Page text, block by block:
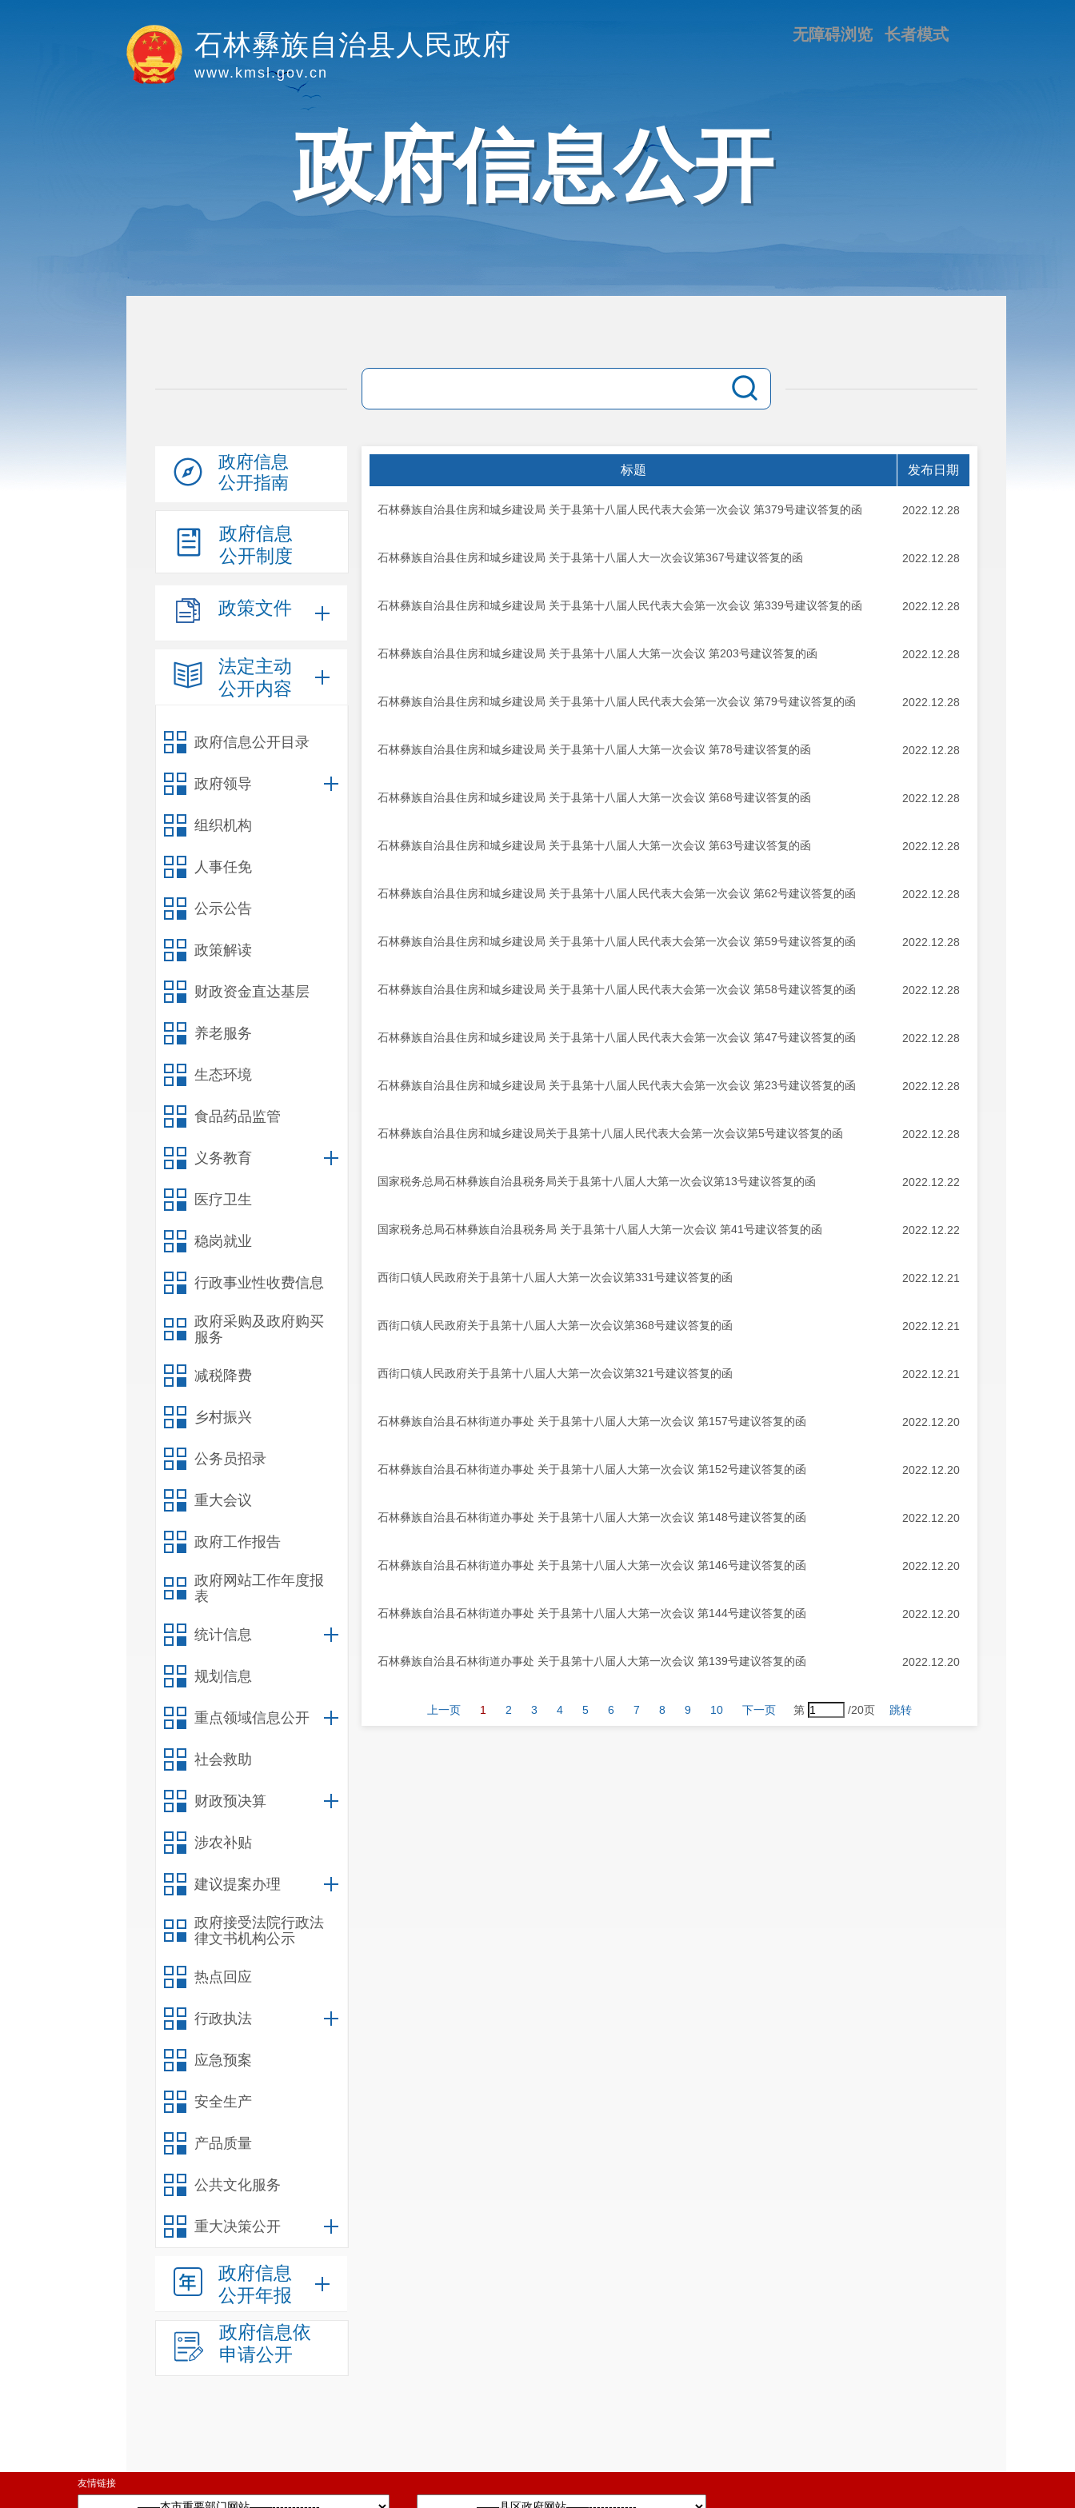
长者模式
无障碍浏览
石林彝族自治县人民政府
www.kmsl.gov.cn
政府信息公开
政府信息
公开指南
政府信息
公开制度
政策文件
法定主动
公开内容
政府信息公开目录
政府领导
组织机构
人事任免
公示公告
政策解读
财政资金直达基层
养老服务
生态环境
食品药品监管
义务教育
医疗卫生
稳岗就业
行政事业性收费信息
政府采购及政府购买
服务
减税降费
乡村振兴
公务员招录
重大会议
政府工作报告
政府网站工作年度报
表
统计信息
规划信息
重点领域信息公开
社会救助
财政预决算
涉农补贴
建议提案办理
政府接受法院行政法
律文书机构公示
热点回应
行政执法
应急预案
安全生产
产品质量
公共文化服务
重大决策公开
政府信息
公开年报
政府信息依
申请公开
标题 发布日期
石林彝族自治县住房和城乡建设局 关于县第十八届人民代表大会第一次会议 第379号建议答复的函 2022.12.28
石林彝族自治县住房和城乡建设局 关于县第十八届人大一次会议第367号建议答复的函 2022.12.28
石林彝族自治县住房和城乡建设局 关于县第十八届人民代表大会第一次会议 第339号建议答复的函 2022.12.28
石林彝族自治县住房和城乡建设局 关于县第十八届人大第一次会议 第203号建议答复的函 2022.12.28
石林彝族自治县住房和城乡建设局 关于县第十八届人民代表大会第一次会议 第79号建议答复的函 2022.12.28
石林彝族自治县住房和城乡建设局 关于县第十八届人大第一次会议 第78号建议答复的函 2022.12.28
石林彝族自治县住房和城乡建设局 关于县第十八届人大第一次会议 第68号建议答复的函 2022.12.28
石林彝族自治县住房和城乡建设局 关于县第十八届人大第一次会议 第63号建议答复的函 2022.12.28
石林彝族自治县住房和城乡建设局 关于县第十八届人民代表大会第一次会议 第62号建议答复的函 2022.12.28
石林彝族自治县住房和城乡建设局 关于县第十八届人民代表大会第一次会议 第59号建议答复的函 2022.12.28
石林彝族自治县住房和城乡建设局 关于县第十八届人民代表大会第一次会议 第58号建议答复的函 2022.12.28
石林彝族自治县住房和城乡建设局 关于县第十八届人民代表大会第一次会议 第47号建议答复的函 2022.12.28
石林彝族自治县住房和城乡建设局 关于县第十八届人民代表大会第一次会议 第23号建议答复的函 2022.12.28
石林彝族自治县住房和城乡建设局关于县第十八届人民代表大会第一次会议第5号建议答复的函 2022.12.28
国家税务总局石林彝族自治县税务局关于县第十八届人大第一次会议第13号建议答复的函 2022.12.22
国家税务总局石林彝族自治县税务局 关于县第十八届人大第一次会议 第41号建议答复的函 2022.12.22
西街口镇人民政府关于县第十八届人大第一次会议第331号建议答复的函 2022.12.21
西街口镇人民政府关于县第十八届人大第一次会议第368号建议答复的函 2022.12.21
西街口镇人民政府关于县第十八届人大第一次会议第321号建议答复的函 2022.12.21
石林彝族自治县石林街道办事处 关于县第十八届人大第一次会议 第157号建议答复的函 2022.12.20
石林彝族自治县石林街道办事处 关于县第十八届人大第一次会议 第152号建议答复的函 2022.12.20
石林彝族自治县石林街道办事处 关于县第十八届人大第一次会议 第148号建议答复的函 2022.12.20
石林彝族自治县石林街道办事处 关于县第十八届人大第一次会议 第146号建议答复的函 2022.12.20
石林彝族自治县石林街道办事处 关于县第十八届人大第一次会议 第144号建议答复的函 2022.12.20
石林彝族自治县石林街道办事处 关于县第十八届人大第一次会议 第139号建议答复的函 2022.12.20
上一页 1 2 3 4 5 6 7 8 9 10 下一页 第 /20页 跳转
友情链接